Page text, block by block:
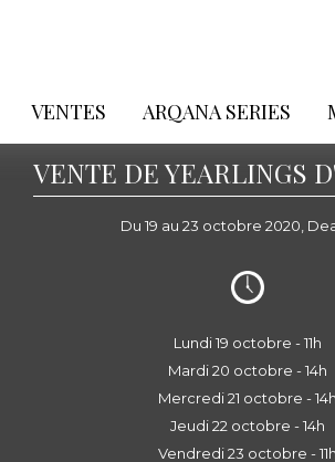
VENTES ARQANA SERIES
VENTE DE YEARLINGS
Du 19 au 23 octobre 2020,
Lundi 19 octobre - 11h
Mardi 20 octobre - 14h
Mercredi 21 octobre - 14h
Jeudi 22 octobre - 14h
Vendredi 23 octobre - 11h